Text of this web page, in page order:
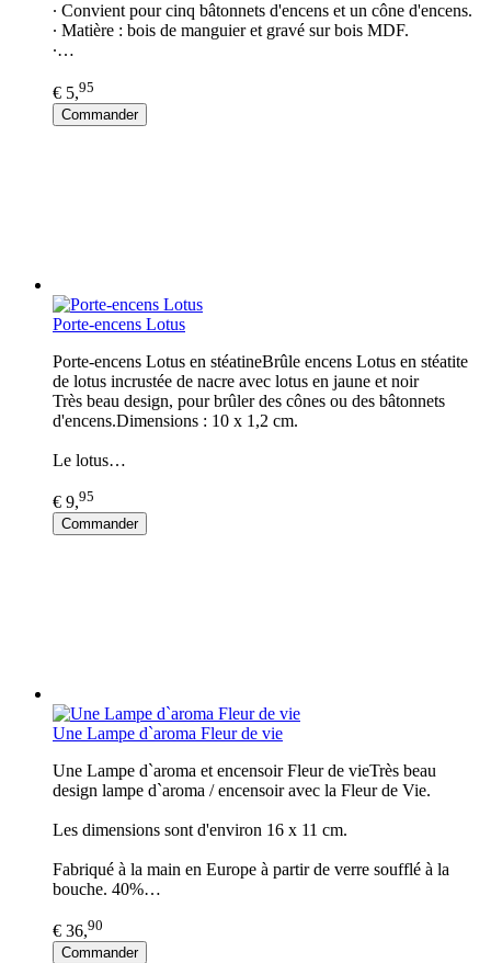
∙ Convient pour cinq bâtonnets d'encens et un cône d'encens.
∙ Matière : bois de manguier et gravé sur bois MDF.
∙…
€ 5,95
Commander
Porte-encens Lotus
Porte-encens Lotus en stéatineBrûle encens Lotus en stéatite
de lotus incrustée de nacre avec lotus en jaune et noir
Très beau design, pour brûler des cônes ou des bâtonnets
d'encens.Dimensions : 10 x 1,2 cm.
Le lotus…
€ 9,95
Commander
Une Lampe d`aroma Fleur de vie
Une Lampe d`aroma et encensoir Fleur de vieTrès beau
design lampe d`aroma / encensoir avec la Fleur de Vie.
Les dimensions sont d'environ 16 x 11 cm.
Fabriqué à la main en Europe à partir de verre soufflé à la
bouche. 40%…
€ 36,90
Commander